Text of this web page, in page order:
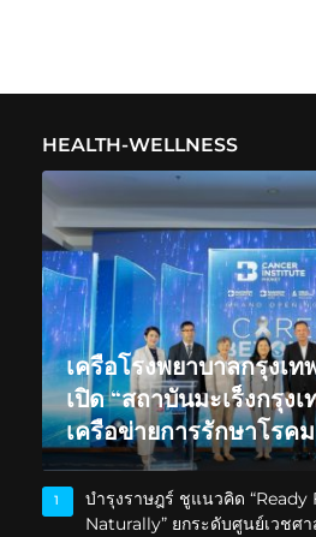
HEALTH-WELLNESS
เครือโรงพยาบาลกรุงเ
เปิด “สถาบันมะเร็งกรุง
เครือข่ายการรักษาโรค
1
บำรุงราษฎร์ ชูแนวคิด “Ready
Naturally” ยกระดับศูนย์เวชศ